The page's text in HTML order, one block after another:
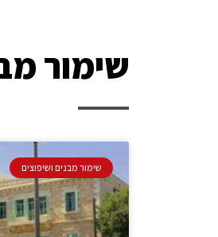
שימור
שימור מבנים ושיפוצים